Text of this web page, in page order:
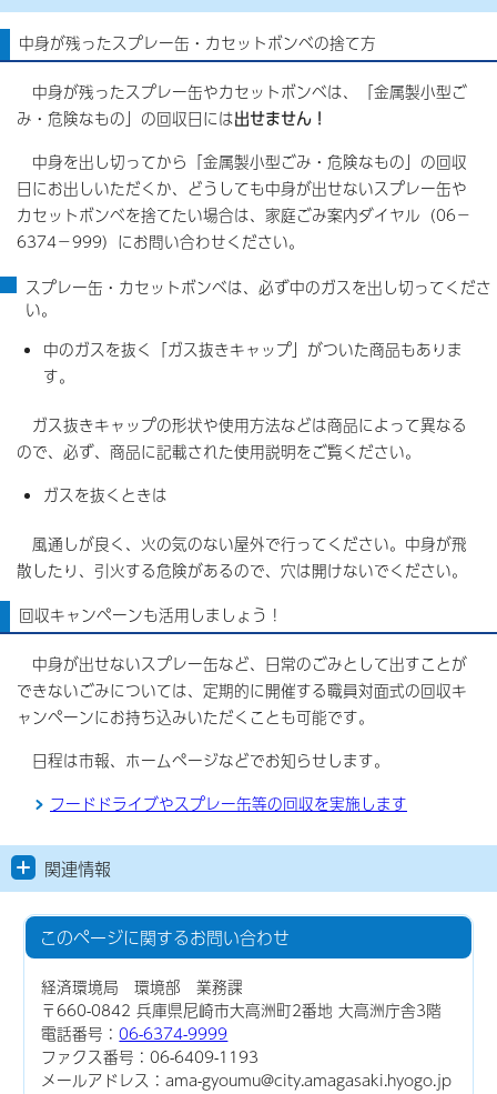
中身が残ったスプレー缶・カセットボンベの捨て方
中身が残ったスプレー缶やカセットボンベは、「金属製小型ご
み・危険なもの」の回収日には出せません！
中身を出し切ってから「金属製小型ごみ・危険なもの」の回収
日にお出しいただくか、どうしても中身が出せないスプレー缶や
カセットボンベを捨てたい場合は、家庭ごみ案内ダイヤル（06－
6374－999）にお問い合わせください。
スプレー缶・カセットボンベは、必ず中のガスを出し切ってくださ
い。
中のガスを抜く「ガス抜きキャップ」がついた商品もありま
す。
ガス抜きキャップの形状や使用方法などは商品によって異なる
ので、必ず、商品に記載された使用説明をご覧ください。
ガスを抜くときは
風通しが良く、火の気のない屋外で行ってください。中身が飛
散したり、引火する危険があるので、穴は開けないでください。
回収キャンペーンも活用しましょう！
中身が出せないスプレー缶など、日常のごみとして出すことが
できないごみについては、定期的に開催する職員対面式の回収キ
ャンペーンにお持ち込みいただくことも可能です。
日程は市報、ホームぺージなどでお知らせします。
フードドライブやスプレー缶等の回収を実施します
関連情報
このページに関するお問い合わせ
経済環境局 環境部 業務課
〒660-0842 兵庫県尼崎市大高洲町2番地 大高洲庁舎3階
電話番号：06-6374-9999
ファクス番号：06-6409-1193
メールアドレス：ama-gyoumu@city.amagasaki.hyogo.jp